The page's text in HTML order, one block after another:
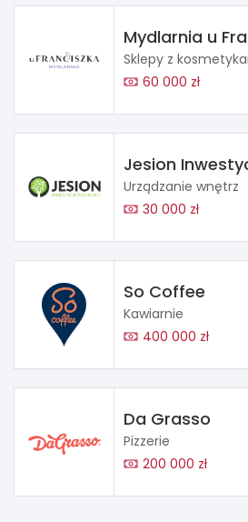
Mydlarnia u
Sklepy z
60 000 zł
Jesion
Urządzanie wnętrz
30 000 zł
So Coffee
Kawiarnie
400 000 zł
Da Grasso
Pizzerie
200 000 zł